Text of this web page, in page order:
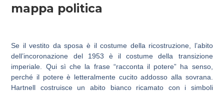
mappa politica
Se il vestito da sposa è il costume della ricostruzione, l’abito
dell’incoronazione del 1953 è il costume della transizione
imperiale. Qui sì che la frase “racconta il potere” ha senso,
perché il potere è letteralmente cucito addosso alla sovrana.
Hartnell costruisce un abito bianco ricamato con i simboli